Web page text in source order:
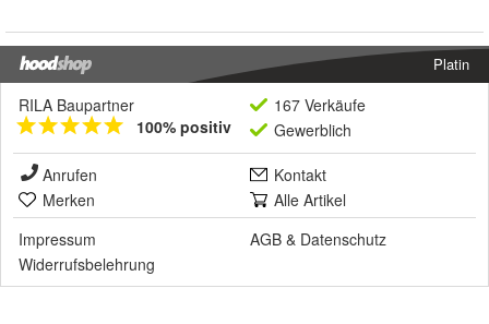
Platin
RILA Baupartner
100% positiv
167 Verkäufe
Gewerblich
Anrufen
Kontakt
Merken
Alle Artikel
Impressum
AGB & Datenschutz
Widerrufsbelehrung